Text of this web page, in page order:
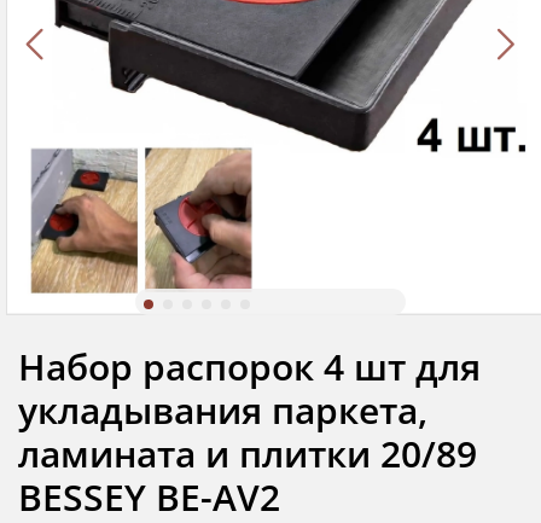
Набор распорок 4 шт для
укладывания паркета,
ламината и плитки 20/89
BESSEY BE-AV2